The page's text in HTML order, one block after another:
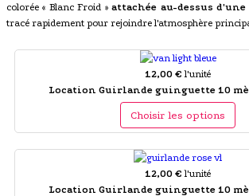
colorée « Blanc Froid »attachée au-dessus
tracé rapidement pour rejoindre l'atmosphère
12,00 € l'unité
Location Guirlande guinguette 10
Choisir les options
12,00 € l'unité
Location Guirlande guinguette 10